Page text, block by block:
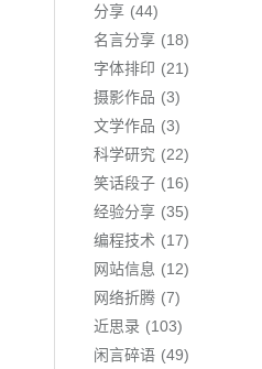
分享
44
名言分享
18
字体排印
21
摄影作品
3
文学作品
3
科学研究
22
笑话段子
16
经验分享
35
编程技术
17
网站信息
12
网络折腾
7
近思录
103
闲言碎语
49